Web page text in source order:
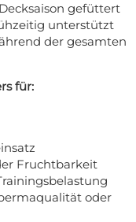
gefüttert
unterstützt
der gesamten
für:
Fruchtbarkeit
oder